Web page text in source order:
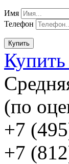
Имя
Телефон
Купить
(по
+7
+7